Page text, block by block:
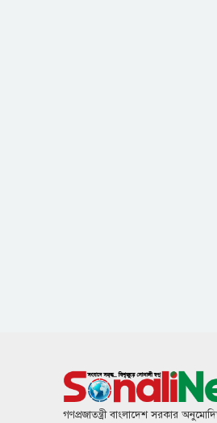
গণপ্রজাতন্ত্রী বাংলাদেশ সরকার